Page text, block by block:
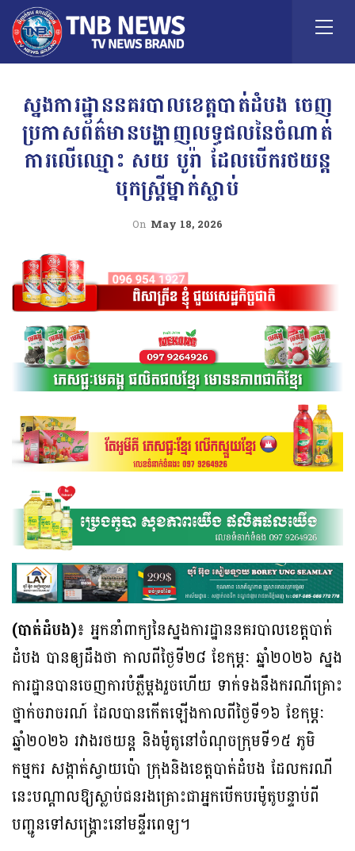
ស្នងការដ្ឋាននគរបាលខេត្តបាត់ដំបង ចេញ
ប្រកាសព័ត៌មានបង្ហាញលទ្ធផលនៃចំណាត់
ការលើឈ្មោះ សយ បូរ៉ា ដែលបើករថយន្ត
បុកស្រ្តីម្នាក់ស្លាប់
On May 18, 2026
(បាត់ដំបង)៖ អ្នកនាំពាក្យនៃស្នងការដ្ឋាននគរបាលខេត្តបាត់
ដំបង បានឲ្យដឹងថា កាលពីថ្ងៃទី២៨ ខែកុម្ភៈ ឆ្នាំ២០២៦ ស្នង
ការដ្ឋានបានចេញការបំភ្លឺម្តងរួចហើយ ទាក់ទងនឹងករណីគ្រោះ
ថ្នាក់ចរាចរណ៍ ដែលបានកើតឡើងកាលពីថ្ងៃទី១៦ ខែកុម្ភៈ
ឆ្នាំ២០២៦ រវាងរថយន្ត និងម៉ូតូនៅចំណុចក្រុមទី១៥ ភូមិ
កម្មករ សង្កាត់ស្វាយប៉ោ ក្រុងនិងខេត្តបាត់ដំបង ដែលករណី
នេះបណ្តាលឱ្យស្លាប់ជនរងគ្រោះជាអ្នកបើកបរម៉ូតូបន្ទាប់ពី
បញ្ជូនទៅសង្គ្រោះនៅមន្ទីរពេទ្យ។